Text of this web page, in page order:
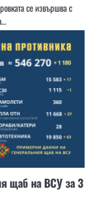
се извършва с
щаб на ВСУ за 3